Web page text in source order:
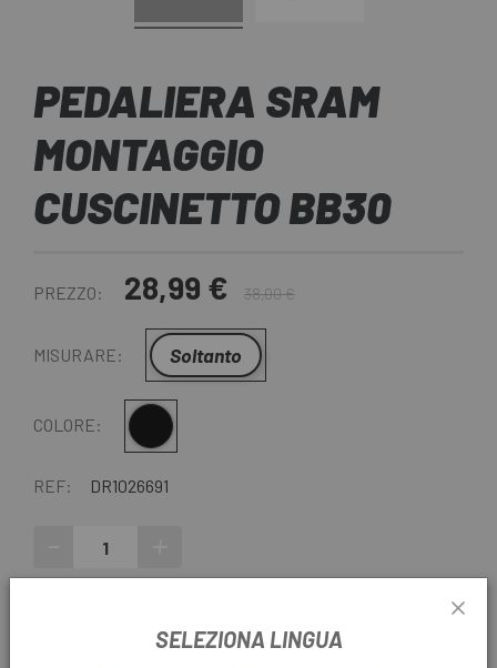
PEDALIERA SRAM
MONTAGGIO
CUSCINETTO BB30
PREZZO: 28,99 € 38,00 €
MISURARE: Soltanto
COLORE: Multiplo
REF: DR1026691
SELEZIONA LINGUA